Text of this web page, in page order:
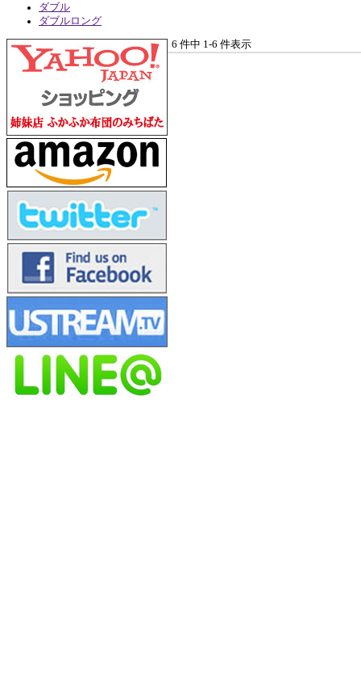
ダブル
ダブルロング
6 件中 1-6 件表示